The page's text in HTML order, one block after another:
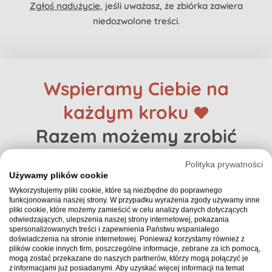
Zgłoś nadużycie, jeśli uważasz, że zbiórka zawiera
niedozwolone treści.
Wspieramy Ciebie na
każdym kroku
Razem możemy zrobić
Zobacz, jakłatwomożesz
stworzyć zbiórkę
Przykra sytuacja losowa? Nagła choroba? Chęć
Polityka prywatności
Używamy plików cookie
Wykorzystujemy pliki cookie, które są niezbędne do poprawnego
funkcjonowania naszej strony. W przypadku wyrażenia zgody używamy inne
pliki cookie, które możemy zamieścić w celu analizy danych dotyczących
odwiedzających, ulepszenia naszej strony internetowej, pokazania
spersonalizowanych treści i zapewnienia Państwu wspaniałego
doświadczenia na stronie internetowej. Ponieważ korzystamy również z
plików cookie innych firm, poszczególne informacje, zebrane za ich pomocą,
mogą zostać przekazane do naszych partnerów, którzy mogą połączyć je
z informacjami już posiadanymi. Aby uzyskać więcej informacji na temat